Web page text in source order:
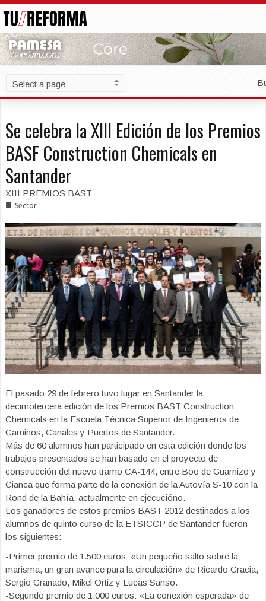
Se celebra la XIII Edición de los Premios
BASF Construction Chemicals en
Santander
XIII PREMIOS BAST
■ Sector
El pasado 29 de febrero tuvo lugar en Santander la
decimotercera edición de los Premios BAST Construction
Chemicals en la Escuela Técnica Superior de Ingenieros de
Caminos, Canales y Puertos de Santander.
Más de 60 alumnos han participado en esta edición donde los
trabajos presentados se han basado en el proyecto de
construcción del nuevo tramo CA-144, entre Boo de Guarnizo y
Cianca que forma parte de la conexión de la Autovía S-10 con la
Rond de la Bahía, actualmente en ejecucióno.
Los ganadores de estos premios BAST 2012 destinados a los
alumnos de quinto curso de la ETSICCP de Santander fueron
los siguientes:
-Primer premio de 1.500 euros: «Un pequeño salto sobre la
marisma, un gran avance para la circulación» de Ricardo Gracia,
Sergio Granado, Mikel Ortiz y Lucas Sanso.
-Segundo premio de 1.000 euros: «La conexión esperada» de